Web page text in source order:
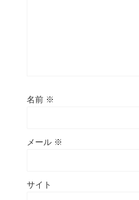
名前 ※
メール ※
サイト